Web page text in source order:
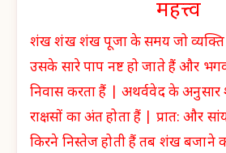
महत्त्व
शंख शंख शंख पूजा के समय जो व्यक्ति
उसके सारे पाप नष्ट हो जाते हैं और
निवास करता हैं | अथर्ववेद के
राक्षसों का अंत होता हैं | प्रात: और
किरने निस्तेज होती हैं तब शंख बजाने